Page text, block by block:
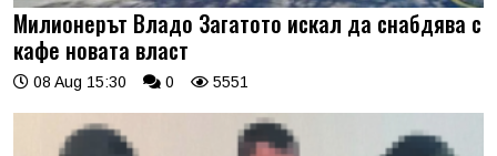
Милионерът Владо Загатото искал да снабдява с
кафе новата власт
08 Aug 15:30 0 5551